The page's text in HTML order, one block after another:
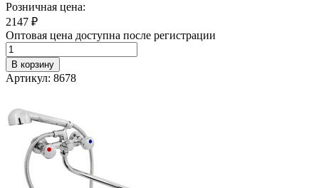
Розничная цена:
2147 ₽
Оптовая цена доступна после регистрации
В корзину
Артикул: 8678